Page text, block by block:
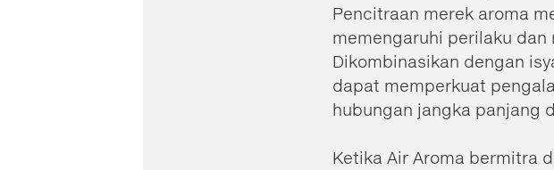
Pencitraan merek aroma
memengaruhi perilaku
Dikombinasikan dengan
dapat memperkuat
hubungan jangka panjang
Ketika Air Aroma bermitra